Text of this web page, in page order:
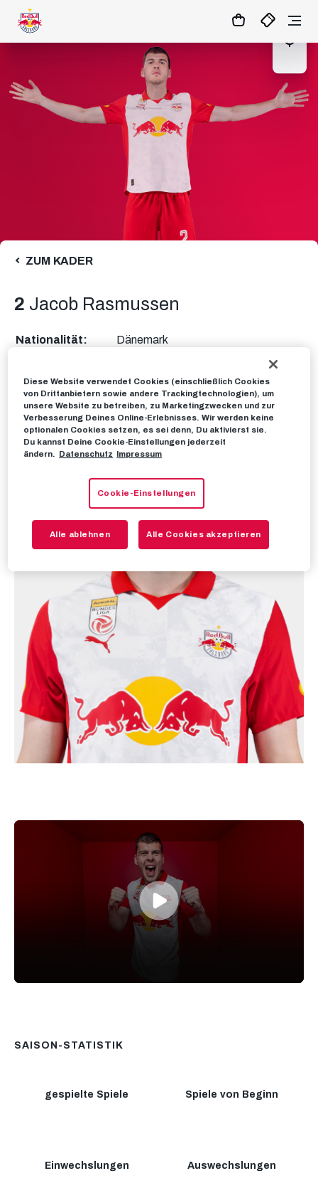
07:29 MATCHCENTER
ZUM KADER
2 Jacob Rasmussen
Nationalität:
Dänemark
Körpergewicht:
86 kg
Bei RBS seit:
08.06.2025
45
SAISON-STATISTIK
gespielte Spiele Spiele von Beginn
Einwechslungen Auswechslungen
Diese Website verwendet Cookies (einschließlich Cookies
von Drittanbietern sowie andere Trackingtechnologien), um
unsere Website zu betreiben, zu Marketingzwecken und zur
Verbesserung Deines Online-Erlebnisses. Wir werden keine
optionalen Cookies setzen, es sei denn, Du aktivierst sie.
Du kannst Deine Cookie-Einstellungen jederzeit
ändern. Datenschutz Impressum
Cookie-Einstellungen
Alle ablehnen Alle Cookies akzeptieren